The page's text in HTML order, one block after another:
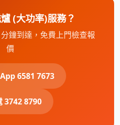
(大功率)服務？
鐘到達，免費上門檢查報
價
6581 7673
3742 8790